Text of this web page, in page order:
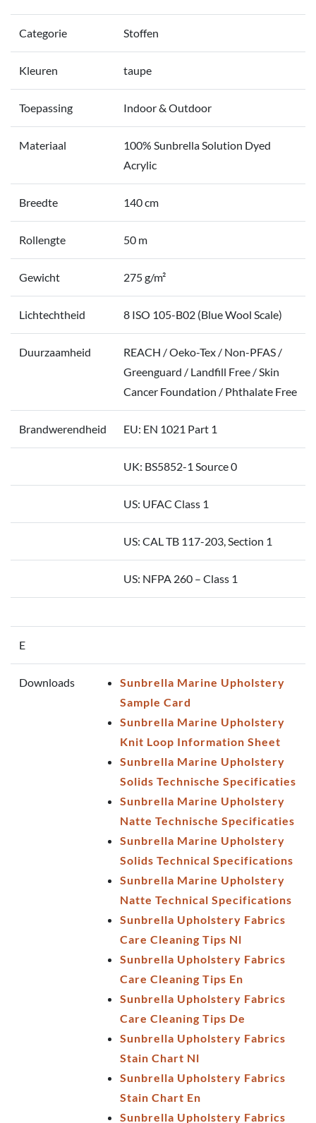
Categorie Stoffen
Kleuren taupe
Toepassing Indoor & Outdoor
Materiaal
100% Sunbrella Solution Dyed
Acrylic
Breedte 140 cm
Rollengte 50 m
Gewicht 275 g/m²
Lichtechtheid 8 ISO 105-B02 (Blue Wool Scale)
Duurzaamheid
REACH / Oeko-Tex / Non-PFAS /
Greenguard / Landfill Free / Skin
Cancer Foundation / Phthalate Free
Brandwerendheid EU: EN 1021 Part 1
UK: BS5852-1 Source 0
US: UFAC Class 1
US: CAL TB 117-203, Section 1
US: NFPA 260 – Class 1
E
Downloads
Sunbrella Marine Upholstery
Sample Card
Sunbrella Marine Upholstery
Knit Loop Information Sheet
Sunbrella Marine Upholstery
Solids Technische Specificaties
Sunbrella Marine Upholstery
Natte Technische Specificaties
Sunbrella Marine Upholstery
Solids Technical Specifications
Sunbrella Marine Upholstery
Natte Technical Specifications
Sunbrella Upholstery Fabrics
Care Cleaning Tips Nl
Sunbrella Upholstery Fabrics
Care Cleaning Tips En
Sunbrella Upholstery Fabrics
Care Cleaning Tips De
Sunbrella Upholstery Fabrics
Stain Chart Nl
Sunbrella Upholstery Fabrics
Stain Chart En
Sunbrella Upholstery Fabrics